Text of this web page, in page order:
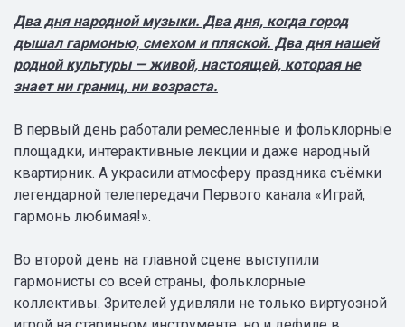
Два дня народной музыки. Два дня, когда город
дышал гармонью, смехом и пляской. Два дня нашей
родной культуры — живой, настоящей, которая не
знает ни границ, ни возраста.
В первый день работали ремесленные и фольклорные
площадки, интерактивные лекции и даже народный
квартирник. А украсили атмосферу праздника съёмки
легендарной телепередачи Первого канала «Играй,
гармонь любимая!».
Во второй день на главной сцене выступили
гармонисты со всей страны, фольклорные
коллективы. Зрителей удивляли не только виртуозной